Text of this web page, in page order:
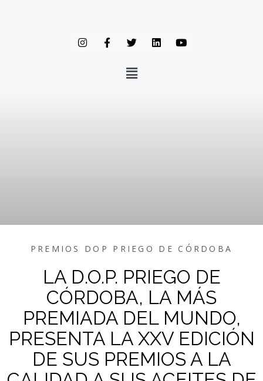
PREMIOS DOP PRIEGO DE CÓRDOBA
LA D.O.P. PRIEGO DE
CÓRDOBA, LA MÁS
PREMIADA DEL MUNDO,
PRESENTA LA XXV EDICIÓN
DE SUS PREMIOS A LA